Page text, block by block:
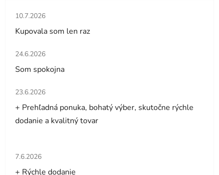
Hodnotenie obchodu je 5 z 5 hviezdičiek.
10.7.2026
Kupovala som len raz
Hodnotenie obchodu je 5 z 5 hviezdičiek.
24.6.2026
Som spokojna
Hodnotenie obchodu je 5 z 5 hviezdičiek.
23.6.2026
+ Prehľadná ponuka, bohatý výber, skutočne rýchle
dodanie a kvalitný tovar
Hodnotenie obchodu je 5 z 5 hviezdičiek.
7.6.2026
+ Rýchle dodanie